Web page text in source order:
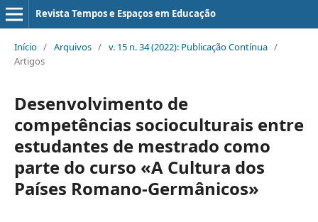
Revista Tempos e Espaços em Educação
Início / Arquivos / v. 15 n. 34 (2022): Publicação Contínua /
Artigos
Desenvolvimento de
competências socioculturais entre
estudantes de mestrado como
parte do curso «A Cultura dos
Países Romano-Germânicos»